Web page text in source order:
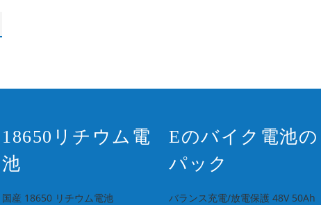
18650リチウム電
池
国産 18650 リチウム電池
Eのバイク電池の
パック
バランス充電/放電保護 48V 50Ah